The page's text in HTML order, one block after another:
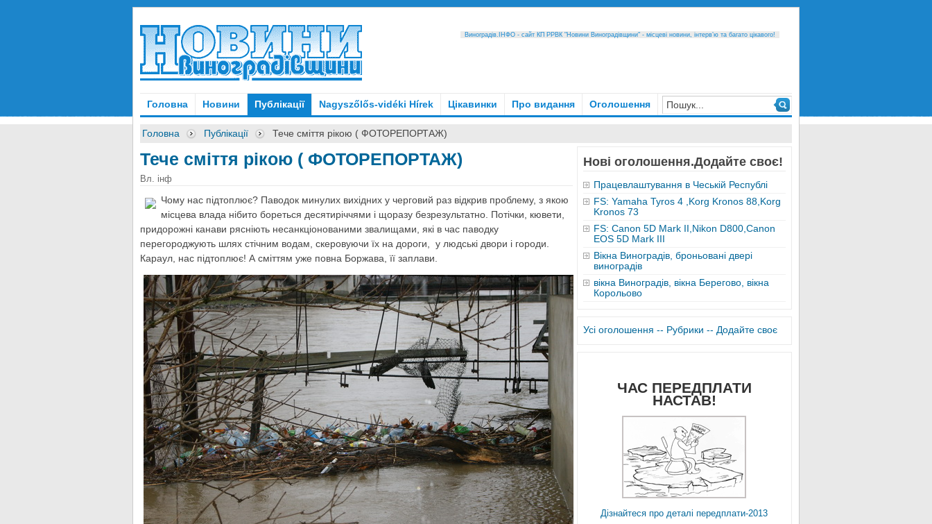
Виноградів.ІНФО - сайт КП РРВК "Новини Виноградівщини" - місцеві новини, інтерв’ю та багато цікавого!
Головна Новини Публікації Nagyszőlős-vidéki Hírek Цікавинки Про видання Оголошення
Головна Публікації Тече сміття рікою ( ФОТОРЕПОРТАЖ)
Тече сміття рікою ( ФОТОРЕПОРТАЖ)
Вл. інф
Чому нас підтоплює? Паводок минулих вихідних у черговий раз відкрив проблему, з якою
місцева влада нібито бореться десятиріччями і щоразу безрезультатно. Потічки, кювети,
придорожні канави рясніють несанкціонованими звалищами, які в час паводку
перегороджують шлях стічним водам, скеровуючи їх на дороги, у людські двори і городи.
Караул, нас підтоплює! А сміттям уже повна Боржава, її заплави.
Нові оголошення.Додайте своє!
Працевлаштування в Чеській Республі
FS: Yamaha Tyros 4 ,Korg Kronos 88,Korg
Kronos 73
FS: Canon 5D Mark II,Nikon D800,Canon
EOS 5D Mark III
Вікна Виноградів, броньовані двері
виноградів
вікна Виноградів, вікна Берегово, вікна
Корольово
Усі оголошення -- Рубрики -- Додайте своє
ЧАС ПЕРЕДПЛАТИ
НАСТАВ!
Дізнайтеся про деталі передплати-2013